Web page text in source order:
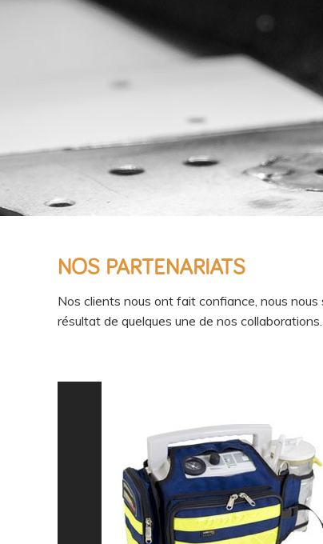
NOS PARTENARIATS
Nos clients nous ont fait confiance, nous
résultat de quelques une de nos collaborations.